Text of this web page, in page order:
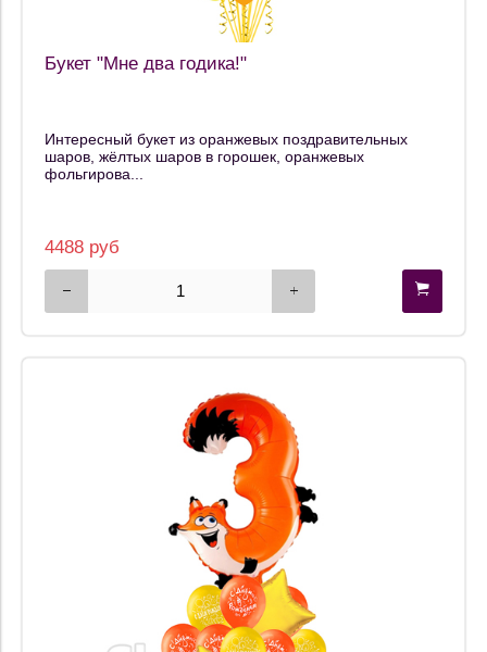
Букет "Мне два годика!"
Интересный букет из оранжевых поздравительных
шаров, жёлтых шаров в горошек, оранжевых
фольгирова...
4488 руб